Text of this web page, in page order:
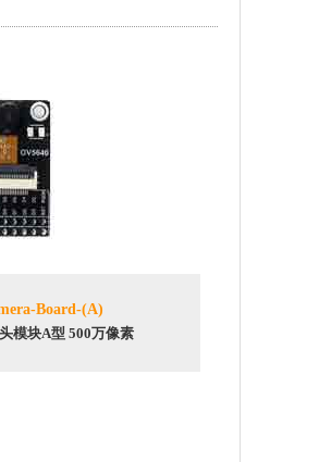
Board-(A)
模块A型 500万像素